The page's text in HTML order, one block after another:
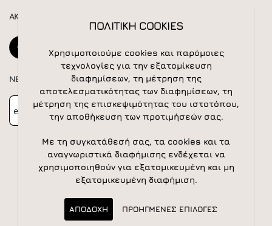
ΑΚΟΛΟΥΘΕΙΣΤΕ ΜΑΣ
NEWSLETTER
Newsletter Subscribe
ΠΟΛΙΤΙΚΗ COOKIES
Χρησιμοποιούμε cookies και παρόμοιες
τεχνολογίες για την εξατομίκευση
διαφημίσεων, τη μέτρηση της
αποτελεσματικότητας των διαφημίσεων, τη
μέτρηση της επισκεψιμότητας του ιστοτόπου,
την αποθήκευση των προτιμήσεών σας.
Με τη συγκατάθεσή σας, τα cookies και τα
αναγνωριστικά διαφήμισης ενδέχεται να
χρησιμοποιηθούν για εξατομικευμένη και μη
εξατομικευμένη διαφήμιση.
ΑΠΟΔΟΧΗ ΠΡΟΗΓΜΕΝΕΣ ΕΠΙΛΟΓΕΣ